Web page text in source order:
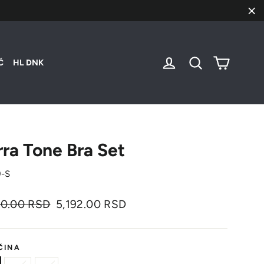
HL DNK Uloguj sePretražiKorpa
Tone Bra Set
S
RSD Cena
popustom
5,192.00 RSD